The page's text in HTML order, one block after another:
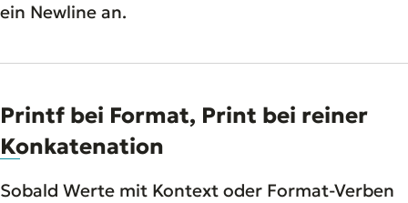
ein Newline an.
Printf bei Format, Print bei reiner
Konkatenation
Sobald Werte mit Kontext oder Format-Verben